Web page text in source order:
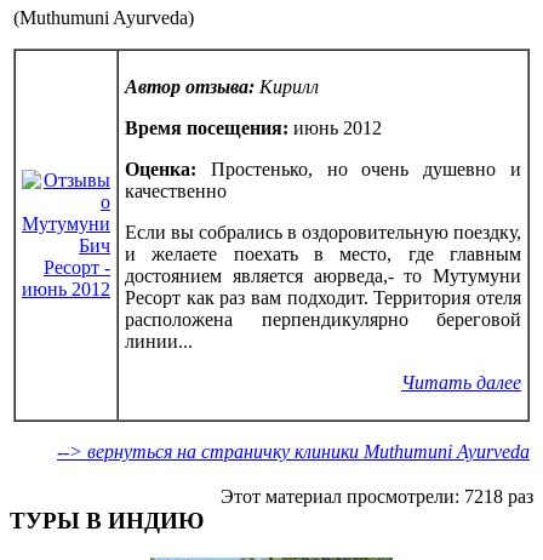
(Muthumuni Ayurveda)
Автор отзыва: Кирилл
Время посещения: июнь 2012
Оценка: Простенько, но очень душевно и
качественно
Если вы собрались в оздоровительную поездку,
и желаете поехать в место, где главным
достоянием является аюрведа,- то Мутумуни
Ресорт как раз вам подходит. Территория отеля
расположена перпендикулярно береговой
линии...
Читать далее
--> вернуться на страничку клиники Muthumuni Ayurveda
Этот материал просмотрели: 7218 раз
ТУРЫ В ИНДИЮ